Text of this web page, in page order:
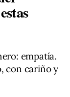
empatía.
con cariño y